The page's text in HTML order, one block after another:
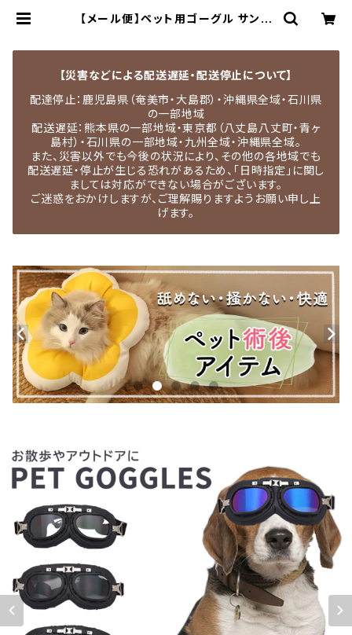
【メール便】ペット用ゴーグル サング
【災害などによる配送遅延・配送停止について】
配達停止：鹿児島県（奄美市・大島郡）・沖縄県全域・石川県
の一部地域
配送遅延：熊本県の一部地域・東京都（八丈島八丈町・青ヶ
島村）・石川県の一部地域・九州全域・沖縄県全域。
また、災害以外でも今後の状況により、その他の各地域でも
配送遅延・停止が生じる恐れがあるため、「日時指定」に関し
ましては対応ができない場合がございます。
ご迷惑をおかけしますが、ご理解賜りますようお願い申し上
げます。